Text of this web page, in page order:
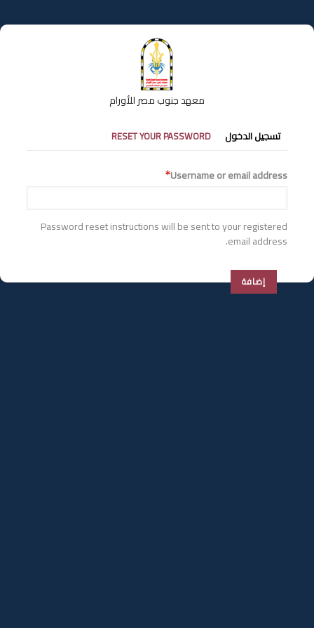
إلى
المحتوى
معهد جنوب مصر للأورام
التبويبات
الأساسية
تسجيل الدخول RESET YOUR PASSWORD
Username or email address
Password reset instructions will be sent to your registered
email address.